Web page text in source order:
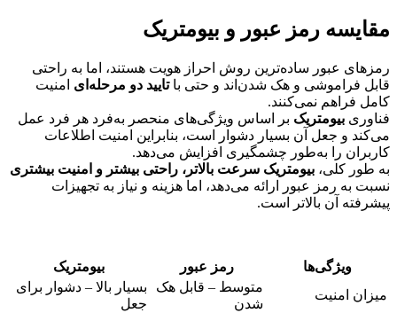
مقایسه رمز عبور و بیومتریک
رمزهای عبور ساده‌ترین روش احراز هویت هستند، اما به راحتی
قابل فراموشی و هک شدن‌اند و حتی باتایید دو مرحله‌ای امنیت
کامل فراهم نمی‌کنند.
فناوری بیومتریک بر اساس ویژگی‌های منحصر به‌فرد هر فرد عمل
می‌کند و جعل آن بسیار دشوار است، بنابراین امنیت اطلاعات
کاربران را به‌طور چشمگیری افزایش می‌دهد.
به طور کلی، بیومتریک سرعت بالاتر، راحتی بیشتر و امنیت بیشتری
نسبت به رمز عبور ارائه می‌دهد، اما هزینه و نیاز به تجهیزات
پیشرفته آن بالاتر است.
ویژگی‌ها رمز عبور
بیومتریک
میزان امنیت
متوسط – قابل هک
شدن
بسیار بالا – دشوار برای
جعل